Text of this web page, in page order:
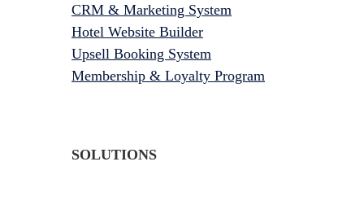
CRM & Marketing System
Hotel Website Builder
Upsell Booking System
Membership & Loyalty Program
SOLUTIONS